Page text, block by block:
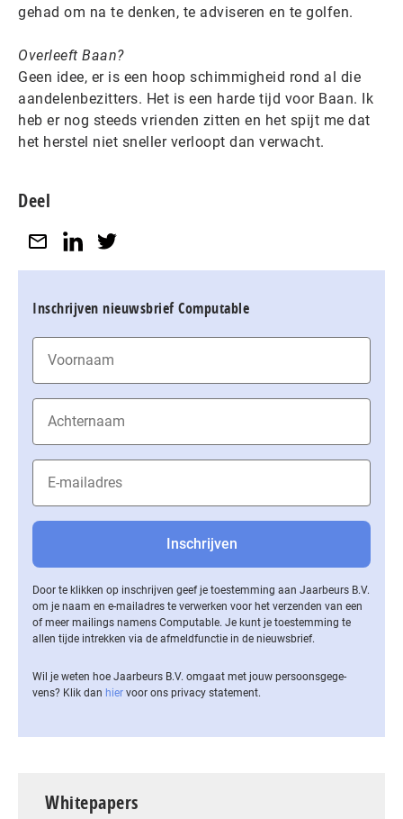
gehad om na te denken, te adviseren en te golfen.
Overleeft Baan?
Geen idee, er is een hoop schimmigheid rond al die
aandelenbezitters. Het is een harde tijd voor Baan. Ik
heb er nog steeds vrienden zitten en het spijt me dat
het herstel niet sneller verloopt dan verwacht.
Deel
Inschrijven nieuwsbrief Computable
Door te klikken op inschrijven geef je toestemming aan Jaarbeurs B.V.
om je naam en e-mailadres te verwerken voor het verzenden van een
of meer mailings namens Computable. Je kunt je toestemming te
allen tijde intrekken via de af­meld­func­tie in de nieuwsbrief.
Wil je weten hoe Jaarbeurs B.V. omgaat met jouw per­soons­ge­ge­
vens? Klik dan hier voor ons privacy statement.
Whitepapers